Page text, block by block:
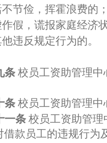
节俭，挥霍浪费的；
假，谎报家庭经济
违反规定行为的。
条校员工资助管理中
条校员工资助管理中
一条校员工资助管理
款员工的违规行为